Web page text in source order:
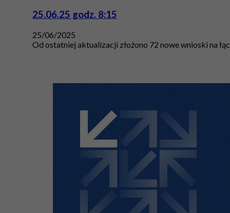
25.06.25 godz. 8:15
25/06/2025
Od ostatniej aktualizacji złożono 72 nowe wnioski na